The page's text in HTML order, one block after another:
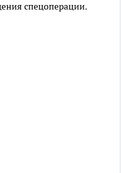
спецоперации.